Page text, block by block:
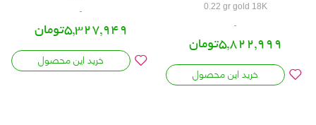
0.22 gr gold 18K
5,822,999تومان
خرید این محصول
5,327,949تومان
خرید این محصول